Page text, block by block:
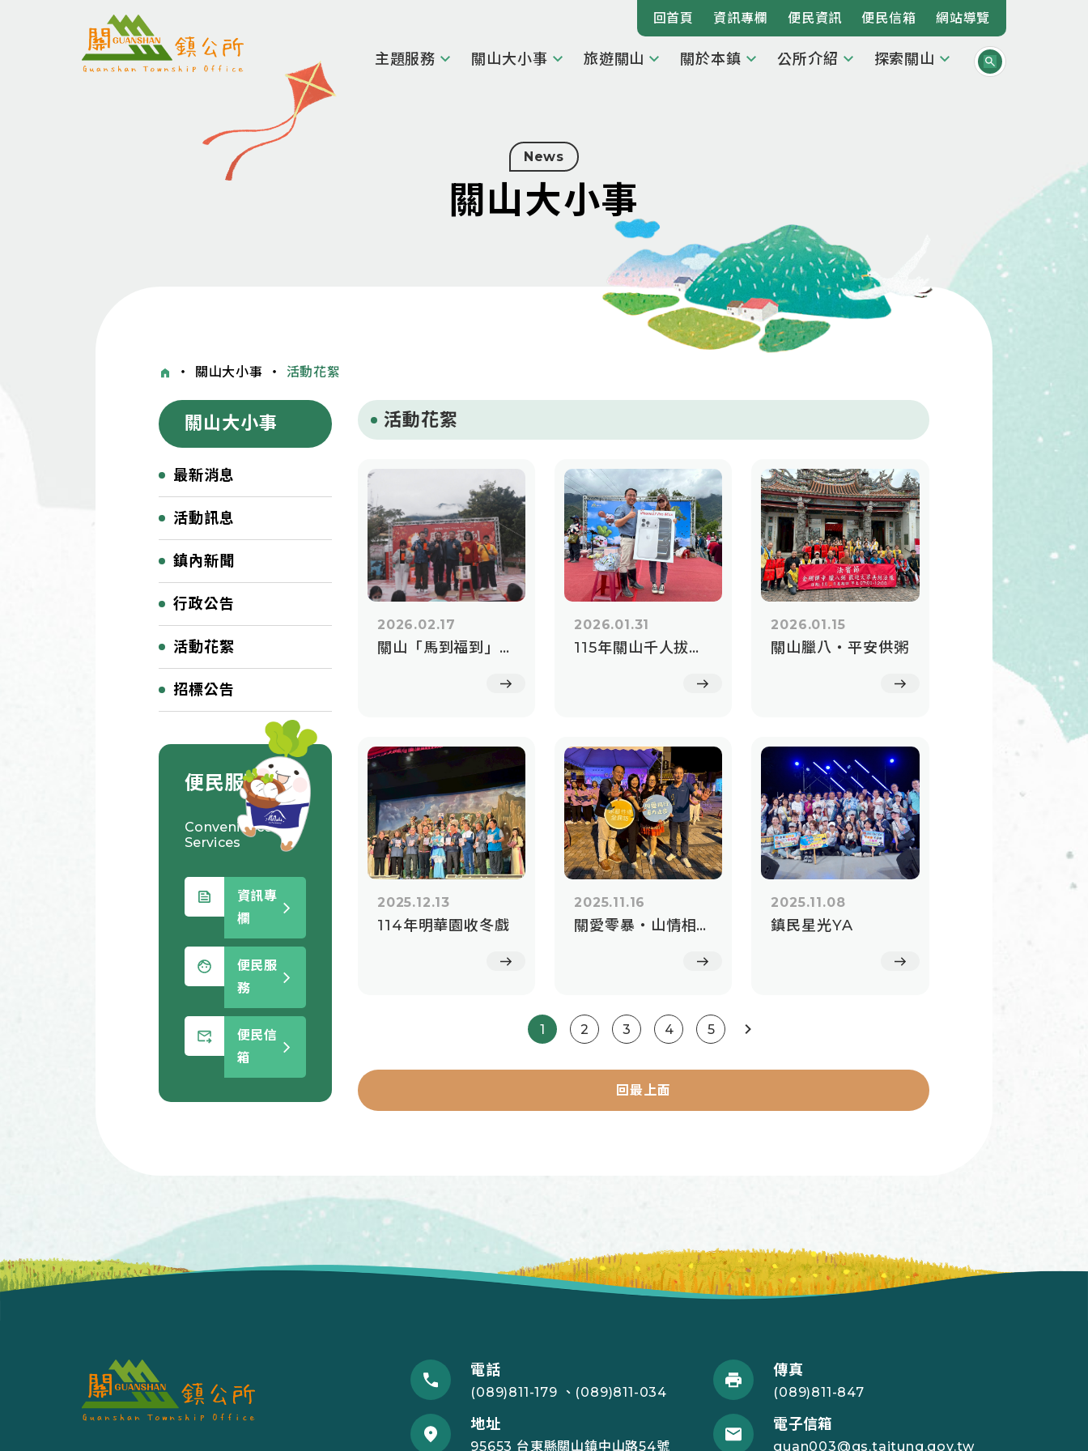
回首頁 資訊專欄 便民資訊 便民信箱 網站導覽
主題服務 關山大小事 旅遊關山 關於本鎮 公所介紹 探索關山
News
關山大小事
・ 關山大小事 ・ 活動花絮
關山大小事
最新消息
活動訊息
鎮內新聞
行政公告
活動花絮
招標公告
便民服務
Convenience
Services
資訊專
欄
便民服
務
便民信
箱
活動花絮
2026.02.17
關山「馬到福到」新春走春活動
2026.01.31
115年關山千人拔蘿蔔
2026.01.15
關山臘八・平安供粥
2025.12.13
114年明華園收冬戲
2025.11.16
關愛零暴・山情相伴 高齡友善社區成果展暨防暴踩街活動
2025.11.08
鎮民星光YA
1 2 3 4 5
回最上面
電話
(089)811-179 、(089)811-034
傳真
(089)811-847
地址
95653 台東縣關山鎮中山路54號
電子信箱
guan003@gs.taitung.gov.tw